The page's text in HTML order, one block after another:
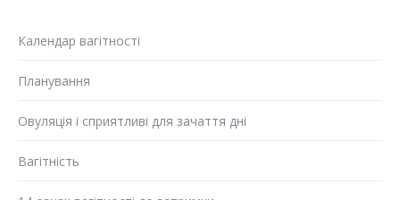
Календар вагітності
Планування
Овуляція і сприятливі для зачаття дні
Вагітність